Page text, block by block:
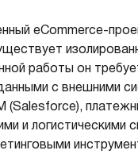
eCommerce-
работы он
с внешними
(Salesforce),
и логистическими